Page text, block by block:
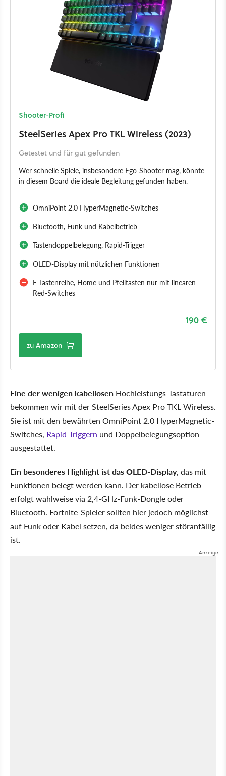
Shooter-Profi
SteelSeries Apex Pro TKL Wireless (2023)
Getestet und für gut gefunden
Wer schnelle Spiele, insbesondere Ego-Shooter mag, könnte
in diesem Board die ideale Begleitung gefunden haben.
OmniPoint 2.0 HyperMagnetic-Switches
Bluetooth, Funk und Kabelbetrieb
Tastendoppelbelegung, Rapid-Trigger
OLED-Display mit nützlichen Funktionen
F-Tastenreihe, Home und Pfeiltasten nur mit linearen
Red-Switches
190 €
zu Amazon
Eine der wenigen kabellosen Hochleistungs-Tastaturen
bekommen wir mit der SteelSeries Apex Pro TKL Wireless.
Sie ist mit den bewährten OmniPoint 2.0 HyperMagnetic-
Switches, Rapid-Triggern und Doppelbelegungsoption
ausgestattet.
Ein besonderes Highlight ist das OLED-Display, das mit
Funktionen belegt werden kann. Der kabellose Betrieb
erfolgt wahlweise via 2,4-GHz-Funk-Dongle oder
Bluetooth. Fortnite-Spieler sollten hier jedoch möglichst
auf Funk oder Kabel setzen, da beides weniger störanfällig
ist.